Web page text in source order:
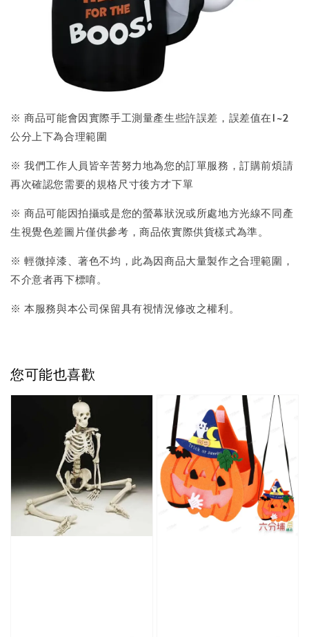
※ 商品可能會因實際手工測量產生些許誤差，誤差值在1~2
公分上下為合理範圍
※ 我們工作人員皆辛苦努力地為您的訂單服務，訂購前煩請
再次確認您需要的規格尺寸後方才下單
※ 商品可能因拍攝或是您的螢幕狀況或所處地方光線不同產
生視覺色差圖片僅供參考，商品依實際供貨樣式為準。
※ 輕微掉漆、著色不均，此為因商品大量製作之合理範圍，
不介意者再下標唷。
※ 本服務與本公司保留具有視情況修改之權利。
您可能也喜歡